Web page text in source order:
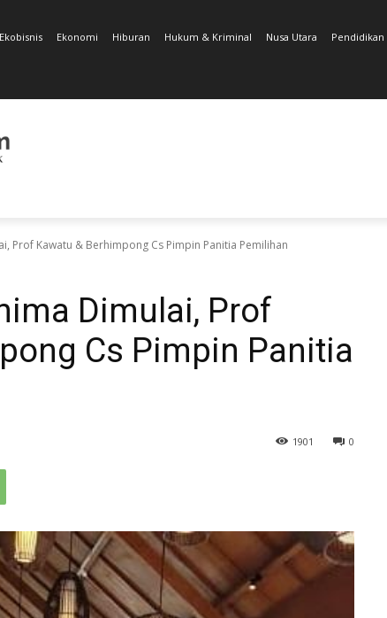
Ekobisnis Ekonomi Hiburan Hukum & Kriminal Nusa Utara Pendidikan
Prof Kawatu & Berhimpong Cs Pimpin Panitia Pemilihan
Dimulai, Prof
Cs Pimpin Panitia
0
1901